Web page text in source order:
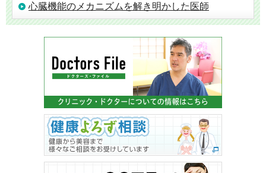
心臓機能のメカニズムを解き明かした医師